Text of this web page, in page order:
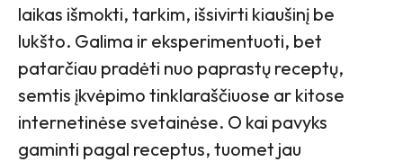
laikas išmokti, tarkim, išsivirti kiaušinį be
lukšto. Galima ir eksperimentuoti, bet
patarčiau pradėti nuo paprastų receptų,
semtis įkvėpimo tinklaraščiuose ar kitose
internetinėse svetainėse. O kai pavyks
gaminti pagal receptus, tuomet jau